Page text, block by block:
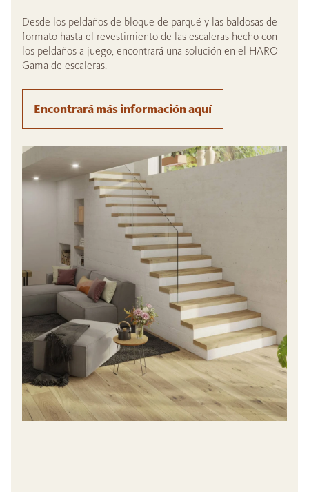
Desde los peldaños de bloque de parqué y las baldosas de
formato hasta el revestimiento de las escaleras hecho con
los peldaños a juego, encontrará una solución en el HARO
Gama de escaleras.
Encontrará más información aquí